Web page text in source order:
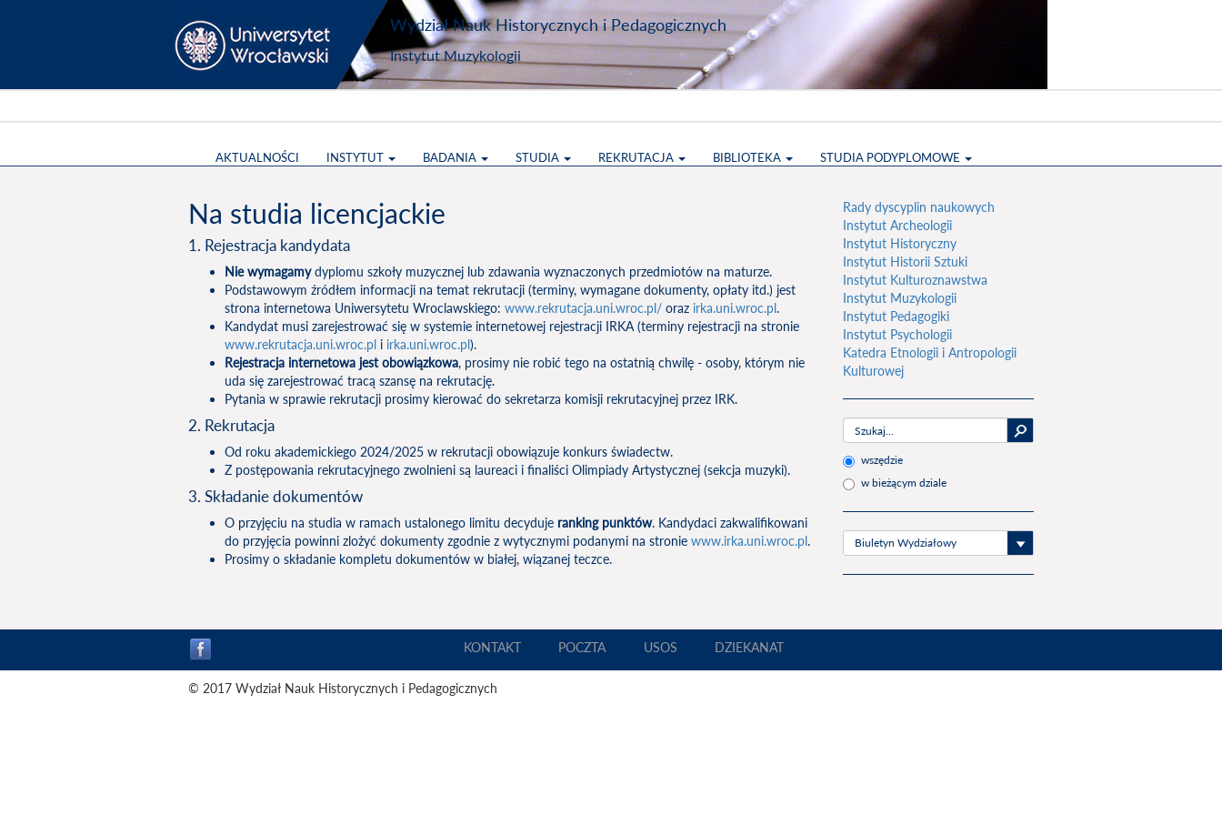
Wydział Nauk Historycznych i Pedagogicznych
Instytut Muzykologii
AKTUALNOŚCI INSTYTUT BADANIA STUDIA REKRUTACJA BIBLIOTEKA STUDIA PODYPLOMOWE
Na studia licencjackie
1. Rejestracja kandydata
Nie wymagamydyplomu szkoły muzycznej lub zdawania wyznaczonych przedmiotów na maturze.
Podstawowym źródłem informacji na temat rekrutacji (terminy, wymagane dokumenty, opłaty itd.) jest
strona internetowa Uniwersytetu Wroclawskiego: www.rekrutacja.uni.wroc.pl/ oraz irka.uni.wroc.pl.
Kandydat musi zarejestrować się w systemie internetowej rejestracji IRKA (terminy rejestracji na stronie
www.rekrutacja.uni.wroc.pl i irka.uni.wroc.pl).
Rejestracja internetowa jest obowiązkowa, prosimy nie robić tego na ostatnią chwilę - osoby, którym nie
uda się zarejestrować tracą szansę na rekrutację.
Pytania w sprawie rekrutacji prosimy kierować do sekretarza komisji rekrutacyjnej przez IRK.
2. Rekrutacja
Od roku akademickiego 2024/2025 w rekrutacji obowiązuje konkurs świadectw.
Z postępowania rekrutacyjnego zwolnieni są laureaci i finaliści Olimpiady Artystycznej (sekcja muzyki).
3. Składanie dokumentów
O przyjęciu na studia w ramach ustalonego limitu decyduje ranking punktów. Kandydaci zakwalifikowani
do przyjęcia powinni zlożyć dokumenty zgodnie z wytycznymi podanymi na stronie www.irka.uni.wroc.pl.
Prosimy o składanie kompletu dokumentów w białej, wiązanej teczce.
Rady dyscyplin naukowych
Instytut Archeologii
Instytut Historyczny
Instytut Historii Sztuki
Instytut Kulturoznawstwa
Instytut Muzykologii
Instytut Pedagogiki
Instytut Psychologii
Katedra Etnologii i Antropologii
Kulturowej
wszędzie
w bieżącym dziale
Biuletyn Wydziałowy
KONTAKT POCZTA USOS DZIEKANAT
© 2017 Wydział Nauk Historycznych i Pedagogicznych